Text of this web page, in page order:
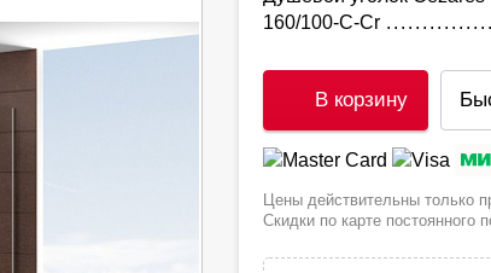
160/100-C-Cr
В корзину
Цены действительны только
Скидки по карте постоянного